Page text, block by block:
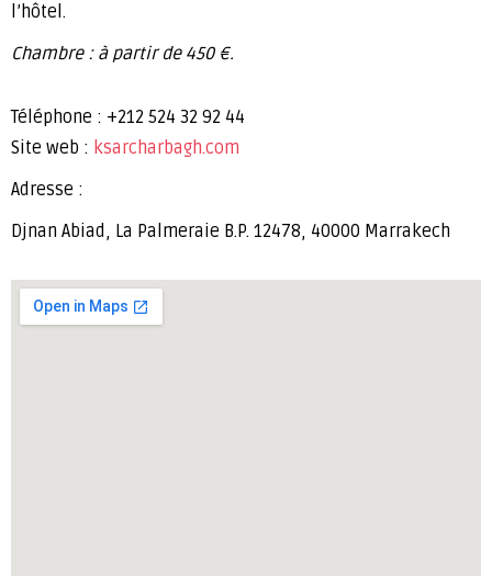
l’hôtel.
Chambre : à partir de 450 €.
Téléphone : +212 524 32 92 44
Site web : ksarcharbagh.com
Adresse :
Djnan Abiad, La Palmeraie B.P. 12478, 40000 Marrakech